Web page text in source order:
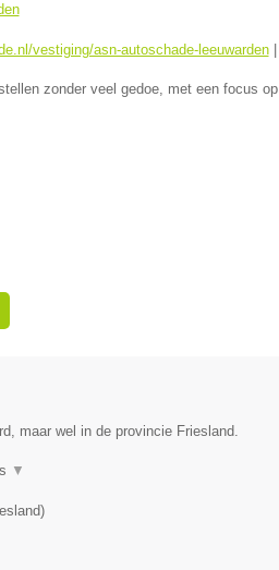
vestiging/asn-autoschade-leeuwarden|
zonder veel gedoe, met een focus op
maar wel in de provincie Friesland.
▼
)